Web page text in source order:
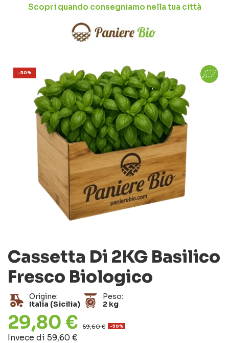
Scopri quando consegniamo nella tua città
-50%
Cassetta Di 2KG Basilico
Fresco Biologico
Origine:
Italia (Sicilia)
Peso:
2 kg
29,80 € 59,60 € -50%
Invece di 59,60 €